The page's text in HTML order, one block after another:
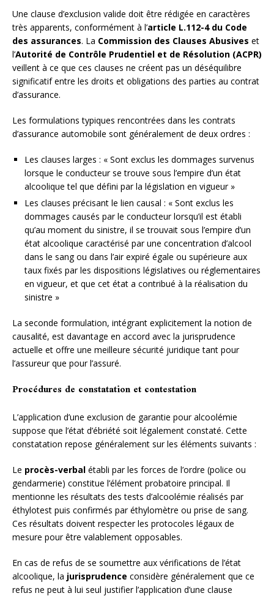
Une clause d’exclusion valide doit être rédigée en caractères
très apparents, conformément à l’article L.112-4 du Code
des assurances. La Commission des Clauses Abusives et
l’Autorité de Contrôle Prudentiel et de Résolution (ACPR)
veillent à ce que ces clauses ne créent pas un déséquilibre
significatif entre les droits et obligations des parties au contrat
d’assurance.
Les formulations typiques rencontrées dans les contrats
d’assurance automobile sont généralement de deux ordres :
Les clauses larges : « Sont exclus les dommages survenus
lorsque le conducteur se trouve sous l’empire d’un état
alcoolique tel que défini par la législation en vigueur »
Les clauses précisant le lien causal : « Sont exclus les
dommages causés par le conducteur lorsqu’il est établi
qu’au moment du sinistre, il se trouvait sous l’empire d’un
état alcoolique caractérisé par une concentration d’alcool
dans le sang ou dans l’air expiré égale ou supérieure aux
taux fixés par les dispositions législatives ou réglementaires
en vigueur, et que cet état a contribué à la réalisation du
sinistre »
La seconde formulation, intégrant explicitement la notion de
causalité, est davantage en accord avec la jurisprudence
actuelle et offre une meilleure sécurité juridique tant pour
l’assureur que pour l’assuré.
Procédures de constatation et contestation
L’application d’une exclusion de garantie pour alcoolémie
suppose que l’état d’ébriété soit légalement constaté. Cette
constatation repose généralement sur les éléments suivants :
Le procès-verbal établi par les forces de l’ordre (police ou
gendarmerie) constitue l’élément probatoire principal. Il
mentionne les résultats des tests d’alcoolémie réalisés par
éthylotest puis confirmés par éthylomètre ou prise de sang.
Ces résultats doivent respecter les protocoles légaux de
mesure pour être valablement opposables.
En cas de refus de se soumettre aux vérifications de l’état
alcoolique, la jurisprudence considère généralement que ce
refus ne peut à lui seul justifier l’application d’une clause